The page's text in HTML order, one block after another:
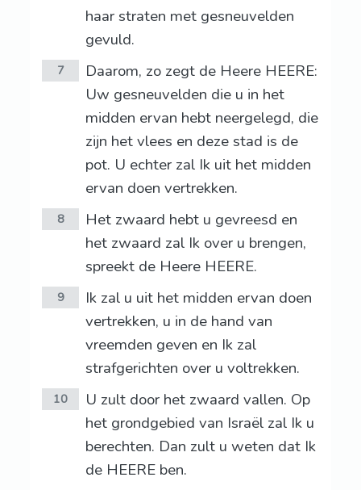
haar straten met gesneuvelden
gevuld.
7
Daarom, zo zegt de Heere HEERE:
Uw gesneuvelden die u in het
midden ervan hebt neergelegd, die
zijn het vlees en deze stad is de
pot. U echter zal Ik uit het midden
ervan doen vertrekken.
8
Het zwaard hebt u gevreesd en
het zwaard zal Ik over u brengen,
spreekt de Heere HEERE.
9
Ik zal u uit het midden ervan doen
vertrekken, u in de hand van
vreemden geven en Ik zal
strafgerichten over u voltrekken.
10
U zult door het zwaard vallen. Op
het grondgebied van Israël zal Ik u
berechten. Dan zult u weten dat Ik
de HEERE ben.